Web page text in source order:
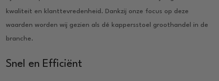
kwaliteit en klanttevredenheid. Dankzij onze focus op deze
waarden worden wij gezien als dé kappersstoel groothandel in de
branche.
Snel en Efficiënt